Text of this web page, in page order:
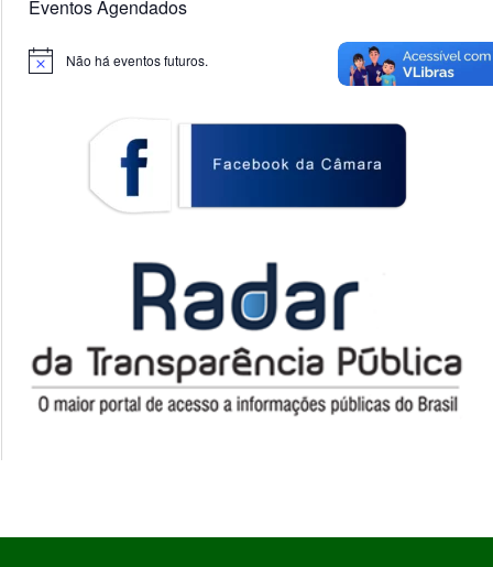
Eventos Agendados
Notice Não há eventos futuros.